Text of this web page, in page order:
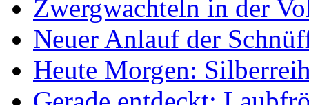
Zwergwachteln in der
Neuer Anlauf der
Heute Morgen: